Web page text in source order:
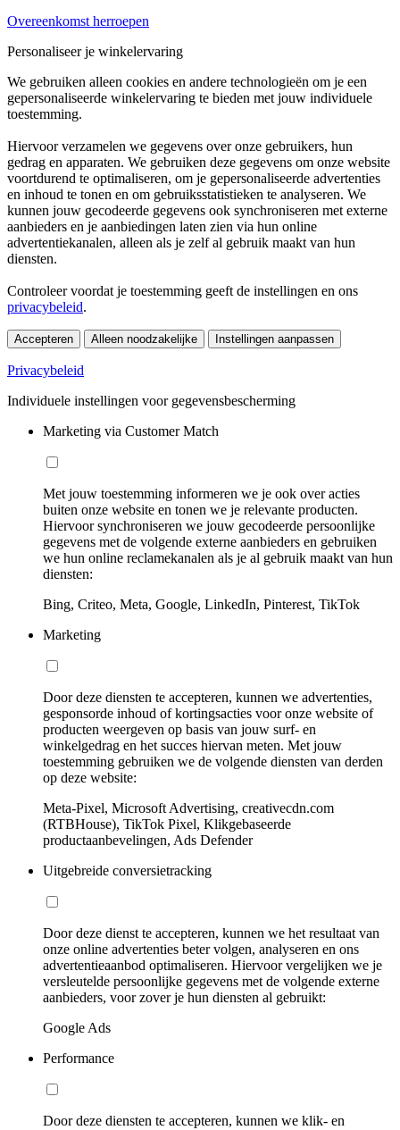
Overeenkomst herroepen
Personaliseer je winkelervaring
We gebruiken alleen cookies en andere technologieën om je een
gepersonaliseerde winkelervaring te bieden met jouw individuele
toestemming.
Hiervoor verzamelen we gegevens over onze gebruikers, hun
gedrag en apparaten. We gebruiken deze gegevens om onze website
voortdurend te optimaliseren, om je gepersonaliseerde advertenties
en inhoud te tonen en om gebruiksstatistieken te analyseren. We
kunnen jouw gecodeerde gegevens ook synchroniseren met externe
aanbieders en je aanbiedingen laten zien via hun online
advertentiekanalen, alleen als je zelf al gebruik maakt van hun
diensten.
Controleer voordat je toestemming geeft de instellingen en ons
privacybeleid.
Accepteren Alleen noodzakelijke Instellingen aanpassen
Privacybeleid
Individuele instellingen voor gegevensbescherming
Marketing via Customer Match
Met jouw toestemming informeren we je ook over acties
buiten onze website en tonen we je relevante producten.
Hiervoor synchroniseren we jouw gecodeerde persoonlijke
gegevens met de volgende externe aanbieders en gebruiken
we hun online reclamekanalen als je al gebruik maakt van hun
diensten:
Bing, Criteo, Meta, Google, LinkedIn, Pinterest, TikTok
Marketing
Door deze diensten te accepteren, kunnen we advertenties,
gesponsorde inhoud of kortingsacties voor onze website of
producten weergeven op basis van jouw surf- en
winkelgedrag en het succes hiervan meten. Met jouw
toestemming gebruiken we de volgende diensten van derden
op deze website:
Meta-Pixel, Microsoft Advertising, creativecdn.com
(RTBHouse), TikTok Pixel, Klikgebaseerde
productaanbevelingen, Ads Defender
Uitgebreide conversietracking
Door deze dienst te accepteren, kunnen we het resultaat van
onze online advertenties beter volgen, analyseren en ons
advertentieaanbod optimaliseren. Hiervoor vergelijken we je
versleutelde persoonlijke gegevens met de volgende externe
aanbieders, voor zover je hun diensten al gebruikt:
Google Ads
Performance
Door deze diensten te accepteren, kunnen we klik- en